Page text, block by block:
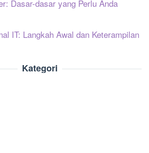
Dasar-dasar yang Perlu Anda
IT: Langkah Awal dan Keterampilan
Kategori